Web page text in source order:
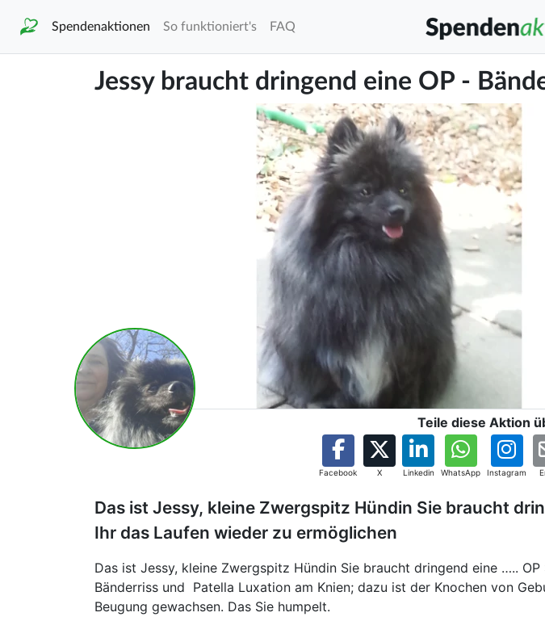
Spendenaktionen So funktioniert's FAQ
Jessy braucht dringend eine OP -
Teile diese Aktion
Facebook X Linkedin WhatsApp Instagram
Das ist Jessy, kleine Zwergspitz Hündin Sie braucht
Ihr das Laufen wieder zu ermöglichen
Das ist Jessy, kleine Zwergspitz Hündin Sie braucht dringend eine ….. OP
Bänderriss und Patella Luxation am Knien; dazu ist der Knochen von
Beugung gewachsen. Das Sie humpelt.